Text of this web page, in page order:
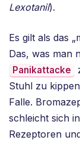
Lexotanil).
Es gilt als das
Das, was man
Panikattacke
Stuhl zu
Falle.
schleicht sich
Rezeptoren